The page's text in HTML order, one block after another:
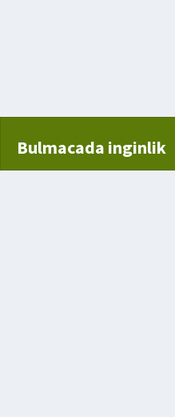
Bulmacada inginlik